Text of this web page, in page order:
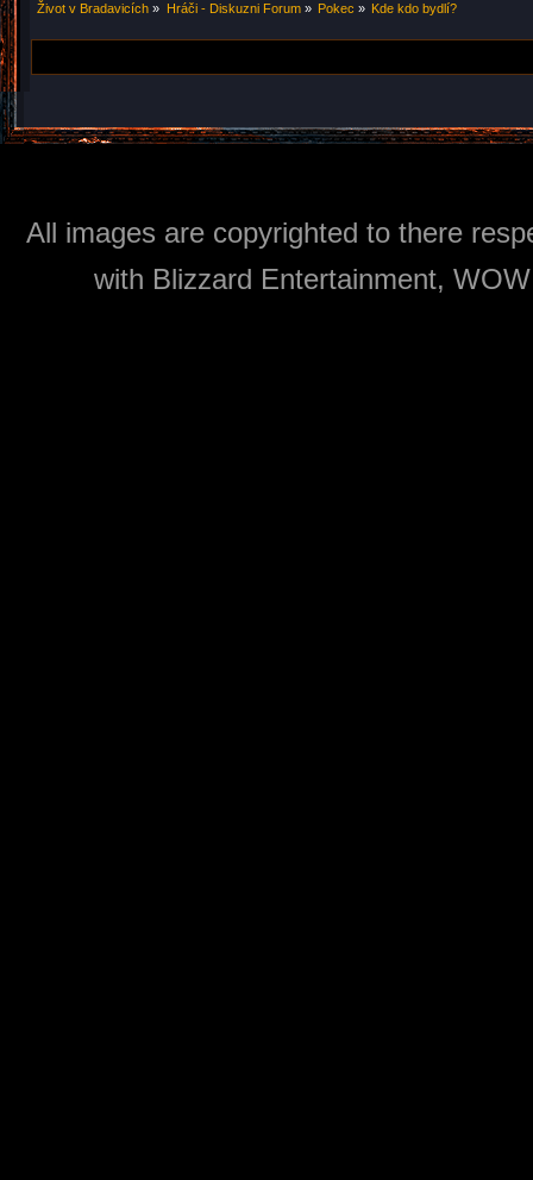
Život v Bradavicích » Hráči - Diskuzni Forum» Pokec » Kde kdo bydlí?
All images are copyrighted to there
with Blizzard Entertainment,